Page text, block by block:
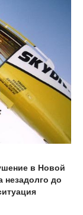
в Новой
незадолго до